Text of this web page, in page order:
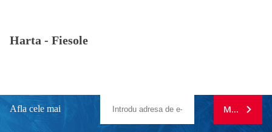
Harta - Fiesole
Afla cele mai MA